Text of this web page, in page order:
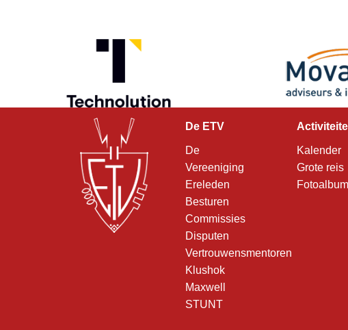
De ETV
De
Vereeniging
Ereleden
Besturen
Commissies
Disputen
Vertrouwensmentoren
Klushok
Maxwell
STUNT
Kalender
Grote reis
Fotoalbum